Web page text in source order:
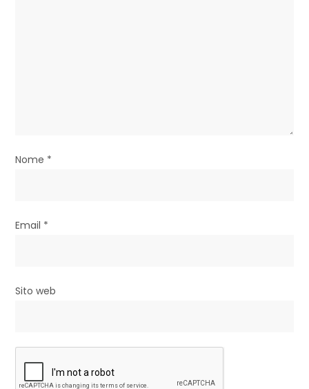
c
l
Nome *
Email *
Sito web